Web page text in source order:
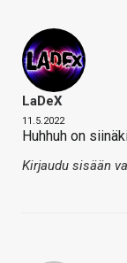
LaDeX
11.5.2022
Huhhuh on
Kirjaudu sisään